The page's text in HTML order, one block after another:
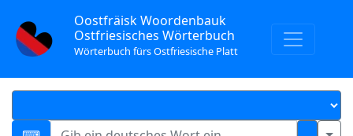
Oostfräisk Woordenbauk
Ostfriesisches Wörterbuch
Wörterbuch fürs Ostfriesische Platt